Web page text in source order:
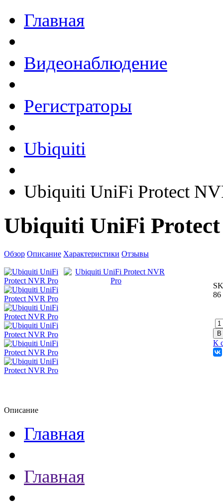
Главная
Видеонаблюдение
Регистраторы
Ubiquiti
Ubiquiti UniFi Protect
Ubiquiti UniFi
Обзор Описание Характеристики Отзывы
86
К
Описание
Главная
Главная